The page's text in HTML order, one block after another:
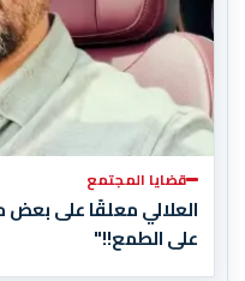
قضايا المجتمع
العلالي معلقًا على بعض
على الطمع!!"